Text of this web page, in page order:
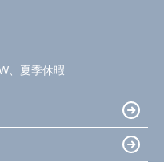
、夏季休暇